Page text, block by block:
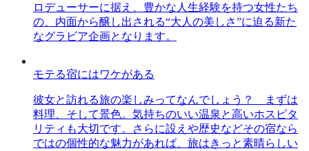
ロデューサーに据え、豊かな人生経験を持つ女性たち
の、内面から醸し出される“大人の美しさ”に迫る新た
なグラビア企画となります。
モテる宿にはワケがある
彼女と訪れる旅の楽しみってなんでしょう？ まずは
料理、そして景色。気持ちのいい温泉と高いホスピタ
リティも大切です。さらに設えや歴史などその宿なら
ではの個性的な魅力があれば、旅はきっと素晴らしい